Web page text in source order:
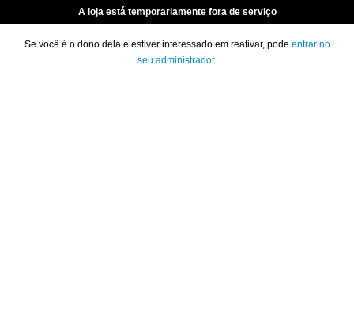
A loja está temporariamente fora de serviço
Se você é o dono dela e estiver interessado em reativar, pode entrar no
seu administrador.